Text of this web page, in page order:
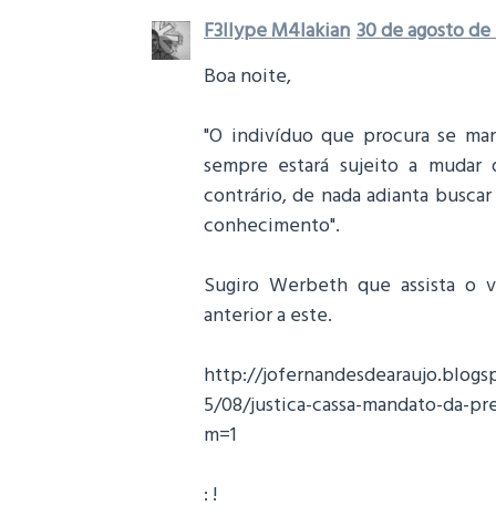
F3llype M4lakian 30 de agosto de
Boa noite,
"O indivíduo que procura se
sempre estará sujeito a
contrário, de nada adianta
conhecimento".
Sugiro Werbeth que assista o
anterior a este.
http://
5/08/justica-cassa-mandato-da-
m=1
: !